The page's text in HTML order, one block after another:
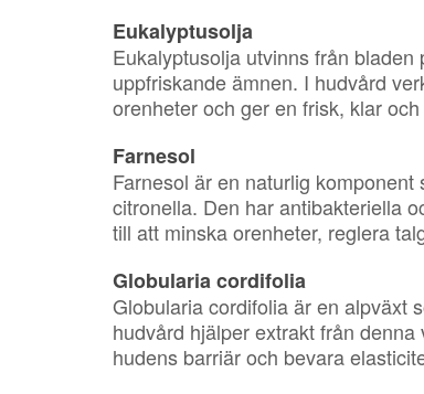
Eukalyptusolja
Eukalyptusolja utvinns från
uppfriskande ämnen. I hudvård
orenheter och ger en frisk, klar
Farnesol
Farnesol är en naturlig
citronella. Den har antibakteriella
till att minska orenheter, reglera
Globularia cordifolia
Globularia cordifolia är en alpväxt
hudvård hjälper extrakt från
hudens barriär och bevara